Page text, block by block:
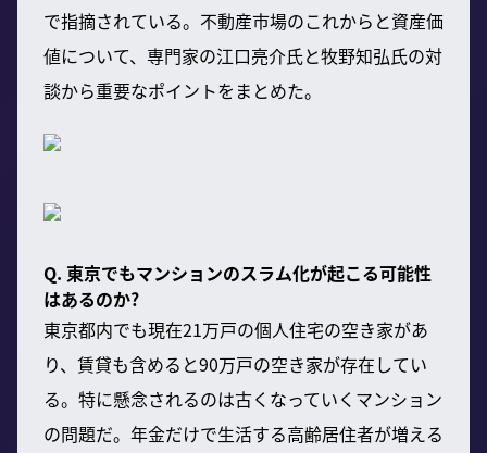
で指摘されている。不動産市場のこれからと資産価
値について、専門家の江口亮介氏と牧野知弘氏の対
談から重要なポイントをまとめた。
Q. 東京でもマンションのスラム化が起こる可能性
はあるのか?
東京都内でも現在21万戸の個人住宅の空き家があ
り、賃貸も含めると90万戸の空き家が存在してい
る。特に懸念されるのは古くなっていくマンション
の問題だ。年金だけで生活する高齢居住者が増える